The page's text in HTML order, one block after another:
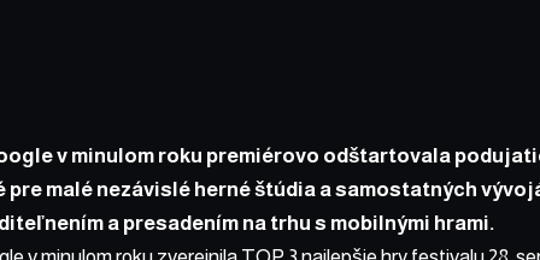
v minulom roku premiérovo odštartovala
pre malé nezávislé herné štúdia a samostatných
a presadením na trhu s mobilnými hrami.